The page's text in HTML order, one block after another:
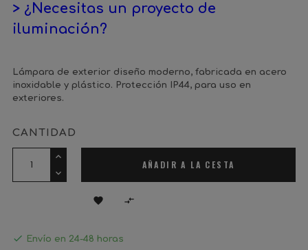
> ¿Necesitas un proyecto de
iluminación?
Lámpara de exterior diseño moderno, fabricada en acero
inoxidable y plástico. Protección IP44, para uso en
exteriores.
CANTIDAD
AÑADIR A LA CESTA
 
 Envío en 24-48 horas